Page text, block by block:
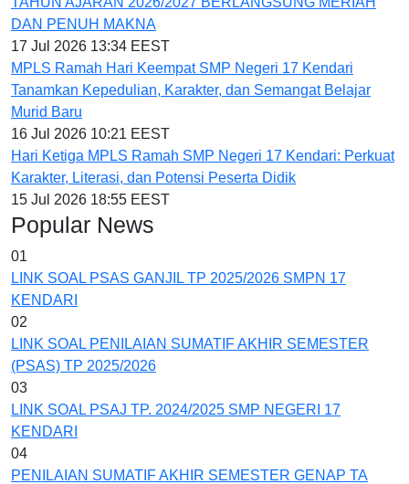
DAN PENUH MAKNA
17 Jul 2026 13:34 EEST
MPLS Ramah Hari Keempat SMP Negeri 17 Kendari
Tanamkan Kepedulian, Karakter, dan Semangat Belajar
Murid Baru
16 Jul 2026 10:21 EEST
Hari Ketiga MPLS Ramah SMP Negeri 17 Kendari: Perkuat
Karakter, Literasi, dan Potensi Peserta Didik
15 Jul 2026 18:55 EEST
Popular News
01
LINK SOAL PSAS GANJIL TP 2025/2026 SMPN 17
KENDARI
02
LINK SOAL PENILAIAN SUMATIF AKHIR SEMESTER
(PSAS) TP 2025/2026
03
LINK SOAL PSAJ TP. 2024/2025 SMP NEGERI 17
KENDARI
04
PENILAIAN SUMATIF AKHIR SEMESTER GENAP TA